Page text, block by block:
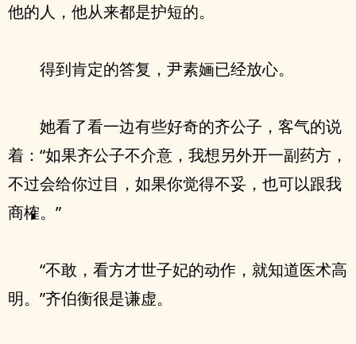
他的人，他从来都是护短的。
得到肯定的答复，尹素婳已经放心。
她看了看一边有些好奇的齐公子，客气的说
着：“如果齐公子不介意，我想另外开一副药方，
不过会给你过目，如果你觉得不妥，也可以跟我
商榷。”
“不敢，看方才世子妃的动作，就知道医术高
明。”齐伯衡很是谦虚。